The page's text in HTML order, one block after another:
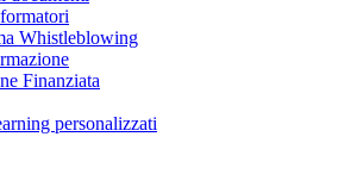
Whistleblowing
Finanziata
personalizzati